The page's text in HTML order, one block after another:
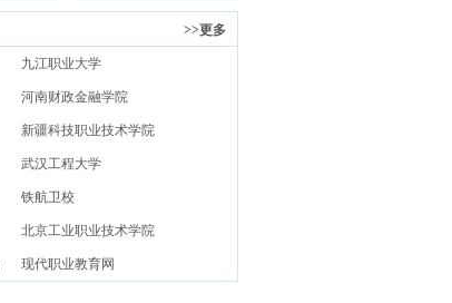
>>更多
九江职业大学
河南财政金融学院
新疆科技职业技术学院
武汉工程大学
铁航卫校
北京工业职业技术学院
现代职业教育网